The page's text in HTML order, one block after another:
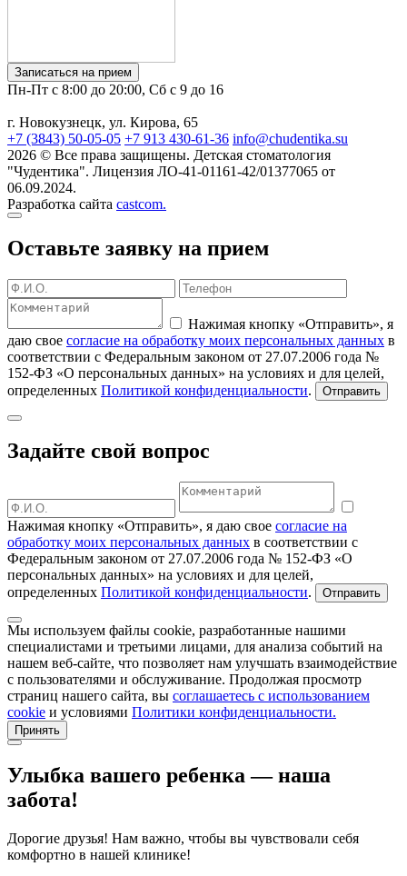
Записаться на прием
Пн-Пт с 8:00 до 20:00, Сб с 9 до 16
г. Новокузнецк, ул. Кирова, 65
+7 (3843) 50-05-05 +7 913 430-61-36 info@chudentika.su
2026 © Все права защищены. Детская стоматология
"Чудентика". Лицензия ЛО-41-01161-42/01377065 от
06.09.2024.
Разработка сайта castcom.
Оставьте заявку на прием
Нажимая кнопку «Отправить», я
даю свое согласие на обработку моих персональных данных в
соответствии с Федеральным законом от 27.07.2006 года №
152-ФЗ «О персональных данных» на условиях и для целей,
определенных Политикой конфиденциальности.
Задайте свой вопрос
Нажимая кнопку «Отправить», я даю свое согласие на
обработку моих персональных данных в соответствии с
Федеральным законом от 27.07.2006 года № 152-ФЗ «О
персональных данных» на условиях и для целей,
определенных Политикой конфиденциальности.
Мы используем файлы cookie, разработанные нашими
специалистами и третьими лицами, для анализа событий на
нашем веб-сайте, что позволяет нам улучшать взаимодействие
с пользователями и обслуживание. Продолжая просмотр
страниц нашего сайта, вы соглашаетесь с использованием
cookie и условиями Политики конфиденциальности.
Принять
Улыбка вашего ребенка — наша
забота!
Дорогие друзья! Нам важно, чтобы вы чувствовали себя
комфортно в нашей клинике!